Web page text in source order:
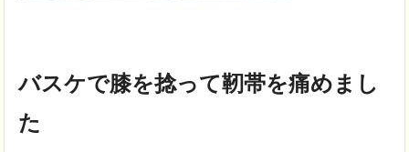
バスケで膝を捻って靭帯を痛めまし
た